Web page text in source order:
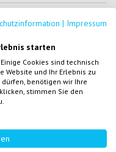
| Impressum
starten
Cookies sind technisch
Website und Ihr Erlebnis zu
benötigen wir Ihre
stimmen Sie den